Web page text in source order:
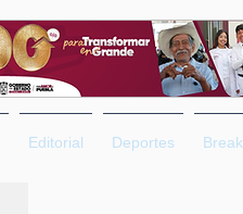
Editorial Deportes Break